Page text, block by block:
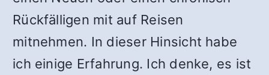
Rückfälligen mit auf Reisen
mitnehmen. In dieser Hinsicht habe
ich einige Erfahrung. Ich denke, es ist